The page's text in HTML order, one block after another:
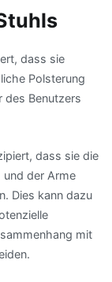
dass sie
Polsterung
des Benutzers
dass sie die
und der Arme
Dies kann dazu
mit